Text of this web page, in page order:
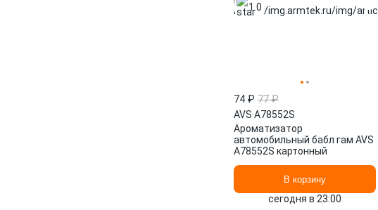
1.0
74 ₽ 77 ₽
AVS·A78552S
Ароматизатор
автомобильный бабл гам AVS
A78552S картонный
В корзину
сегодня в 23:00